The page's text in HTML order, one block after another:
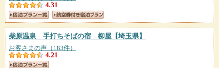
4.31
柴原温泉 手打ちそばの宿 柳屋 【埼玉県】
お客さまの声（183件）
4.21